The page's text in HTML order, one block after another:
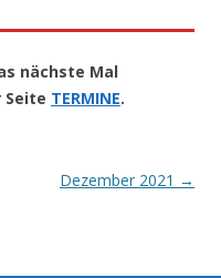
nächste Mal
TERMINE.
Dezember 2021 →